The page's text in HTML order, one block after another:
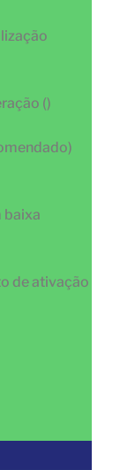
()
baixa
de ativação